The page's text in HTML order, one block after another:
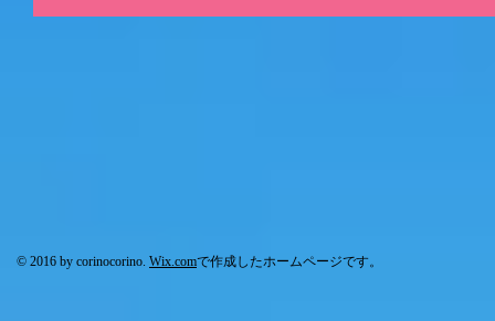
© 2016 by corinocorino. Wix.comで作成したホームページです。